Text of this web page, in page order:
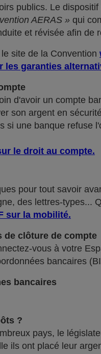
publics. Le
AERAS » qui
et révisée afin
site de la Convention
les garanties
d'avoir un compte
son argent en
si une banque refuse
le droit au compte.
pour tout savoir
des lettres-types...
sur la mobilité.
de clôture de compte
vous à votre
bancaires
bancaires
?
pays, le
ils ont placé leur